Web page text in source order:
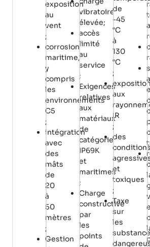
exposition
au
vent
;
corrosion
maritime,
y
compris
les
environnements
C5
;
intégration
avec
des
mâts
de
20
à
50
mètres
;
Gestion
vibratoire
élevée;
accès
limité
au
service
;
Exigences
relatives
aux
matériaux
de
catégorie
IP69K
et
maritimes
;
Charge
constructive
par
les
points
de
-45
°C
à
130
°C
;
aux
IR
;
des
et
toxiques
;
Taxe
sur
les